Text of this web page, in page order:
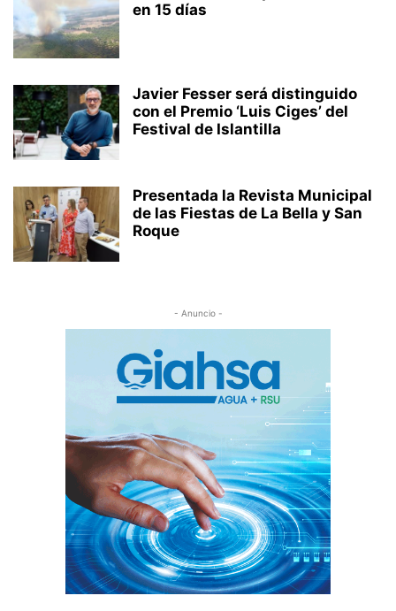
en 15 días
Javier Fesser será distinguido
con el Premio ‘Luis Ciges’ del
Festival de Islantilla
Presentada la Revista Municipal
de las Fiestas de La Bella y San
Roque
- Anuncio -